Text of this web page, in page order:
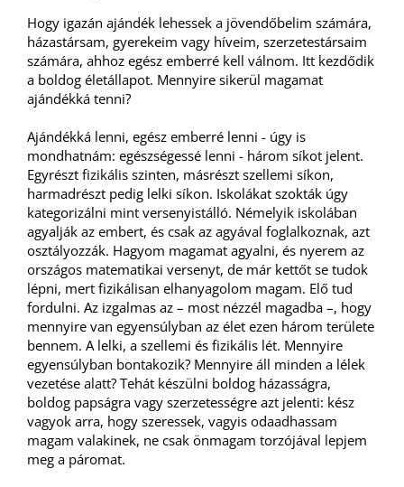
Hogy igazán ajándék lehessek a jövendőbelim számára,
házastársam, gyerekeim vagy híveim, szerzetestársaim
számára, ahhoz egész emberré kell válnom. Itt kezdődik
a boldog életállapot. Mennyire sikerül magamat
ajándékká tenni?
Ajándékká lenni, egész emberré lenni - úgy is
mondhatnám: egészségessé lenni - három síkot jelent.
Egyrészt fizikális szinten, másrészt szellemi síkon,
harmadrészt pedig lelki síkon. Iskolákat szokták úgy
kategorizálni mint versenyistálló. Némelyik iskolában
agyalják az embert, és csak az agyával foglalkoznak, azt
osztályozzák. Hagyom magamat agyalni, és nyerem az
országos matematikai versenyt, de már kettőt se tudok
lépni, mert fizikálisan elhanyagolom magam. Elő tud
fordulni. Az izgalmas az – most nézzél magadba –, hogy
mennyire van egyensúlyban az élet ezen három területe
bennem. A lelki, a szellemi és fizikális lét. Mennyire
egyensúlyban bontakozik? Mennyire áll minden a lélek
vezetése alatt? Tehát készülni boldog házasságra,
boldog papságra vagy szerzetességre azt jelenti: kész
vagyok arra, hogy szeressek, vagyis odaadhassam
magam valakinek, ne csak önmagam torzójával lepjem
meg a páromat.